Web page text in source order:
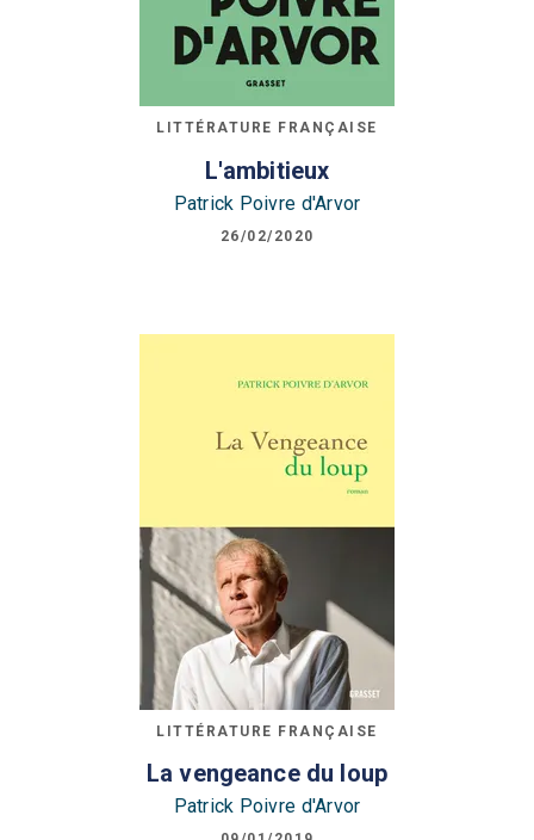
LITTÉRATURE FRANÇAISE
L'ambitieux
Patrick Poivre d'Arvor
26/02/2020
LITTÉRATURE FRANÇAISE
La vengeance du loup
Patrick Poivre d'Arvor